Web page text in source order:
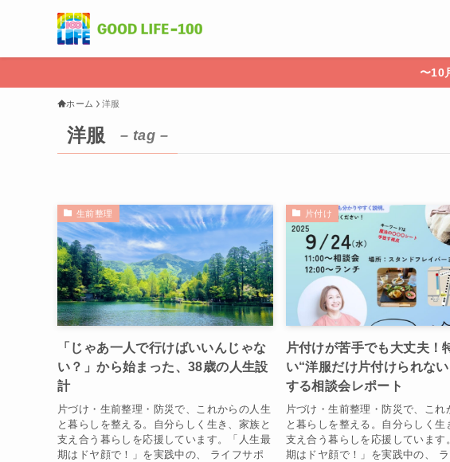
〜10
ホーム 洋服
洋服 – tag –
生前整理
「じゃあ一人で行けばいいんじゃな
い？」から始まった、38歳の人生設
計
片づけ・生前整理・防災で、これからの人生
と暮らしを整える。自分らしく生き、家族と
支え合う暮らしを応援しています。「人生最
期はドヤ顔で！」を実践中の、 ライフサポ
片付け
片付けが苦手でも大丈夫！
い“洋服だけ片付けられな
する相談会レポート
片づけ・生前整理・防災で、これ
と暮らしを整える。自分らしく生
支え合う暮らしを応援しています
期はドヤ顔で！」を実践中の、